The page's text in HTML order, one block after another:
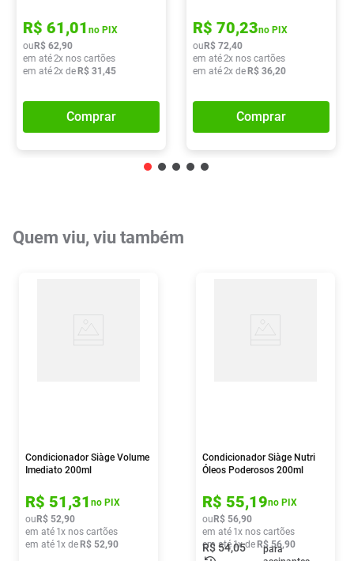
R$ 61,01 no PIX
ou R$ 62,90
em até2x nos cartões
em até2x de R$ 31 ,45
Comprar
R$ 70,23no PIX
ou R$ 72,40
em até2x nos cartões
em até2x de R$ 36,20
Comprar
Quem viu, viu também
Condicionador Siàge Volume
Imediato 200ml
R$ 51,31 no PIX
ou R$ 52,90
em até 1x nos cartões
em até 1x de R$ 52,90
Condicionador Siàge Nutri
Óleos Poderosos 200ml
R$ 55,19no PIX
ou R$ 56,90
em até 1x nos cartões
em até1x de R$ 56,90
R$54,05
para